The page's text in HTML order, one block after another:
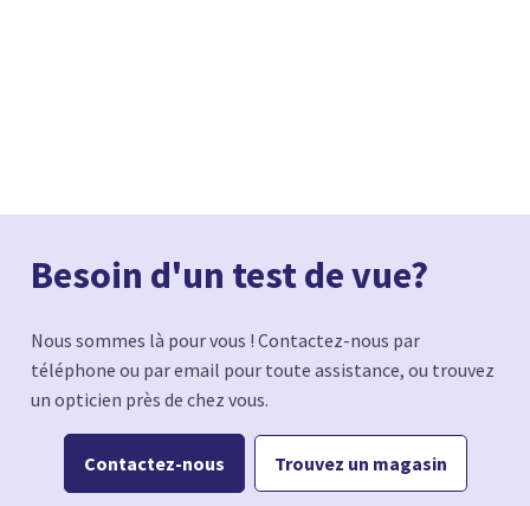
Besoin d'un test de vue?
Nous sommes là pour vous ! Contactez-nous par
téléphone ou par email pour toute assistance, ou trouvez
un opticien près de chez vous.
Contactez-nous Trouvez un magasin